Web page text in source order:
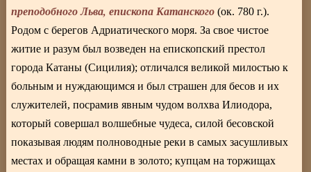
преподобного Льва, епископа Катанского (ок. 780 г.).
Родом с берегов Адриатического моря. За свое чистое
житие и разум был возведен на епископский престол
города Катаны (Сицилия); отличался великой милостью к
больным и нуждающимся и был страшен для бесов и их
служителей, посрамив явным чудом волхва Илиодора,
который совершал волшебные чудеса, силой бесовской
показывая людям полноводные реки в самых засушливых
местах и обращая камни в золото; купцам на торжищах